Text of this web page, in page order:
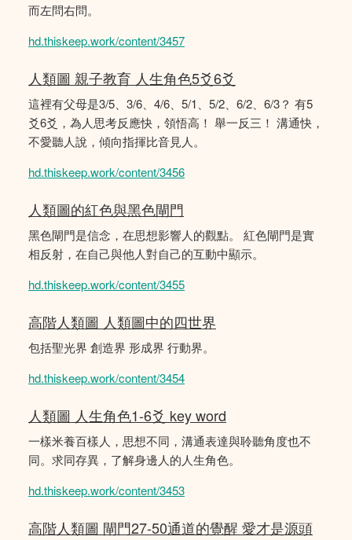
而左問右問。
hd.thiskeep.work/content/3457
人類圖 親子教育 人生角色5爻6爻
這裡有父母是3/5、3/6、4/6、5/1、5/2、6/2、6/3？ 有5
爻6爻，為人思考反應快，領悟高！ 舉一反三！ 溝通快，
不愛聽人說，傾向指揮比音見人。
hd.thiskeep.work/content/3456
人類圖的紅色與黑色閘門
黑色閘門是信念，在思想影響人的觀點。 紅色閘門是實
相反射，在自己與他人對自己的互動中顯示。
hd.thiskeep.work/content/3455
高階人類圖 人類圖中的四世界
包括聖光界 創造界 形成界 行動界。
hd.thiskeep.work/content/3454
人類圖 人生角色1-6爻 key word
一樣米養百樣人，思想不同，溝通表達與聆聽角度也不
同。求同存異，了解身邊人的人生角色。
hd.thiskeep.work/content/3453
高階人類圖 閘門27-50通道的覺醒 愛才是源頭